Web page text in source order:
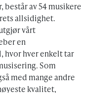
består av 54 musikere
allsidighet.
vårt
en
hvor hver enkelt tar
Som
med mange andre
kvalitet,